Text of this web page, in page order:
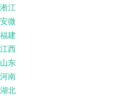
淅江
安微
福建
江西
山东
河南
湖北